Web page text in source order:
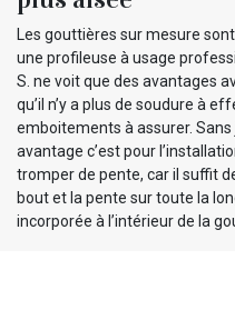
Les gouttières sur mesure
une profileuse à usage
S. ne voit que des avantages
qu’il n’y a plus de soudure à
emboitements à assurer.
avantage c’est pour
tromper de pente, car il suffit
bout et la pente sur toute la
incorporée à l’intérieur de la